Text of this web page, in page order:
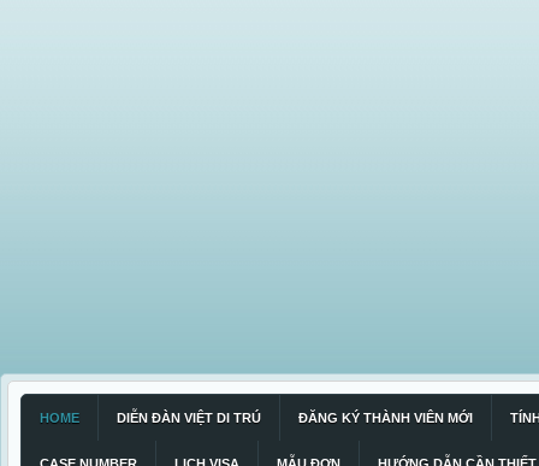
HOME DIỄN ĐÀN VIỆT DI TRÚ ĐĂNG KÝ THÀNH VIÊN MỚI